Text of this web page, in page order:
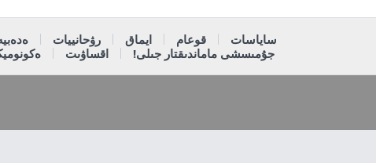
ساياسات قوعام ايماق رۋحانييات
جۇمىسشى ماماندىقتار جىلى!
اقساۋىت